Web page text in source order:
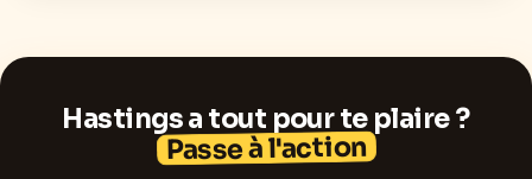
Hastingsa tout pour te plaire ?
Passe à l'action